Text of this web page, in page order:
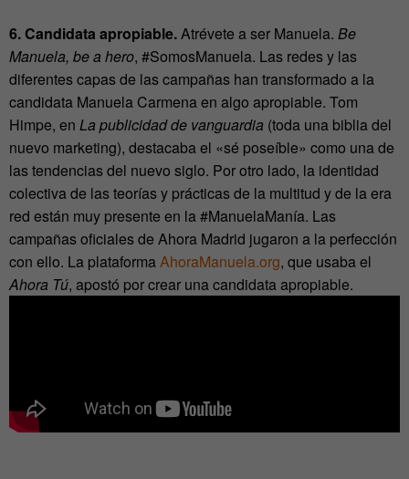
6. Candidata apropiable.Atrévete a ser Manuela. Be
Manuela, be a hero, #SomosManuela. Las redes y las
diferentes capas de las campañas han transformado a la
candidata Manuela Carmena en algo apropiable. Tom
Himpe, en La publicidad de vanguardia (toda una biblia del
nuevo marketing), destacaba el «sé poseíble» como una de
las tendencias del nuevo siglo. Por otro lado, la identidad
colectiva de las teorías y prácticas de la multitud y de la era
red están muy presente en la #ManuelaManía. Las
campañas oficiales de Ahora Madrid jugaron a la perfección
con ello. La plataformaAhoraManuela.org, que usaba el
Ahora Tú, apostó por crear una candidata apropiable.